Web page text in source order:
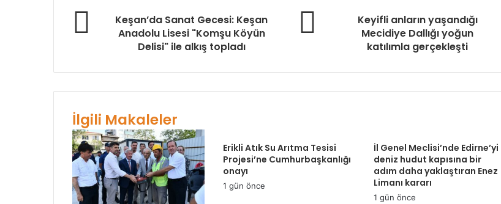
Keşan’da Sanat Gecesi: Keşan
Anadolu Lisesi "Komşu Köyün
Delisi" ile alkış topladı
Keyifli anların yaşandığı
Mecidiye Dallığı yoğun
katılımla gerçekleşti
İlgili Makaleler
Erikli Atık Su Arıtma Tesisi
Projesi’ne Cumhurbaşkanlığı
onayı
1 gün önce
İl Genel Meclisi’nde Edirne’yi
deniz hudut kapısına bir
adım daha yaklaştıran Enez
Limanı kararı
1 gün önce